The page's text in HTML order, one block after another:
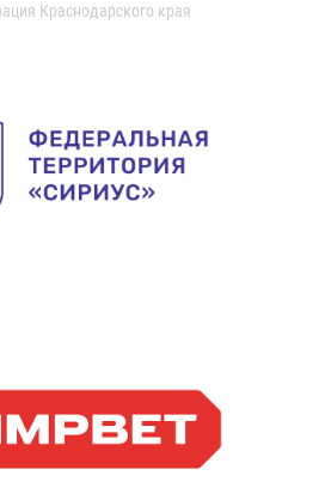
Краснодарского края